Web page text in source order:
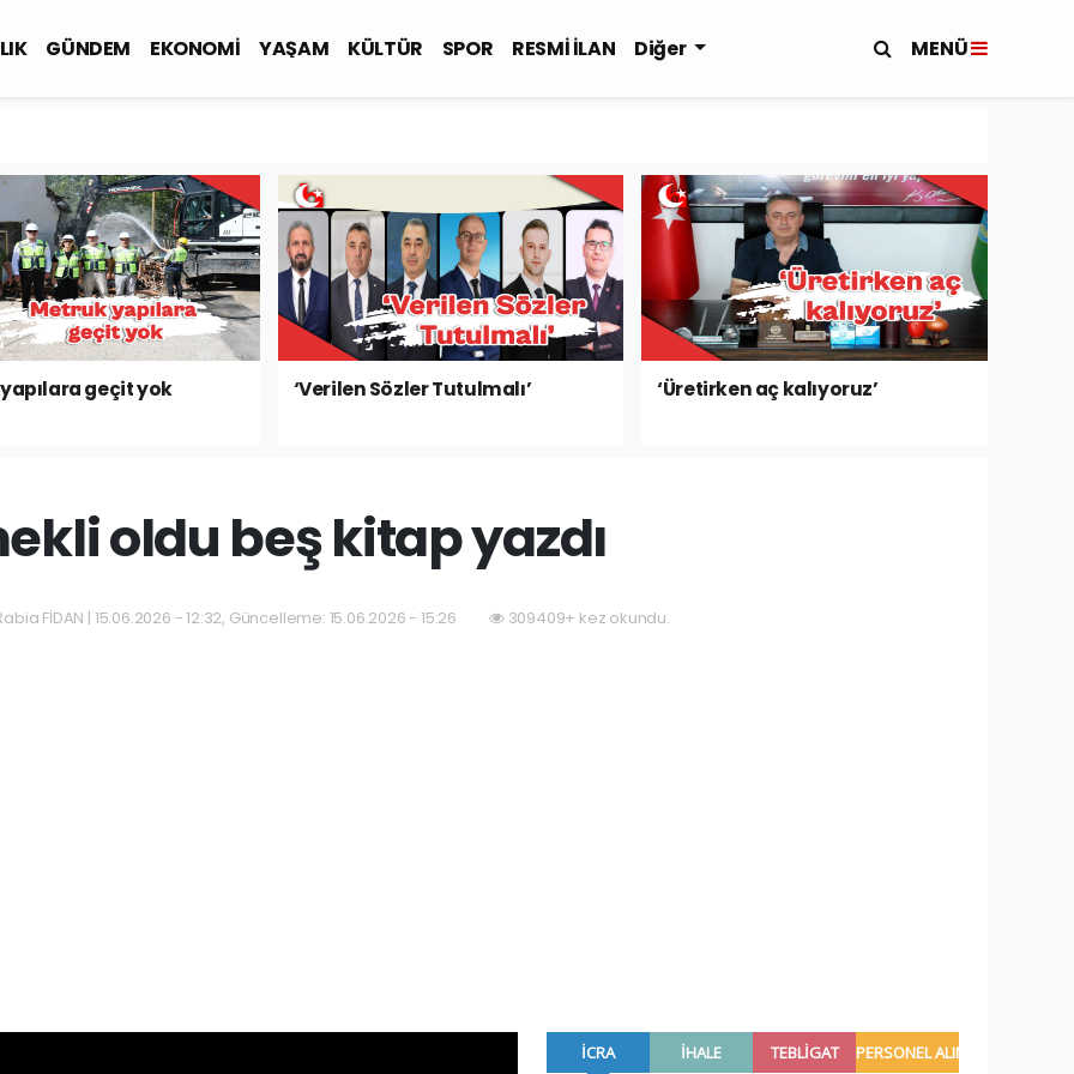
GÜNDEM EKONOMİ YAŞAM KÜLTÜR SPOR RESMİ İLAN Diğer MENÜ
geçit yok ‘Verilen Sözler Tutulmalı’ ‘Üretirken aç kalıyoruz’
oldu beş kitap yazdı
FİDAN | 15.06.2026 - 12:32, Güncelleme: 15.06.2026 - 15:26 309409+ kez okundu.